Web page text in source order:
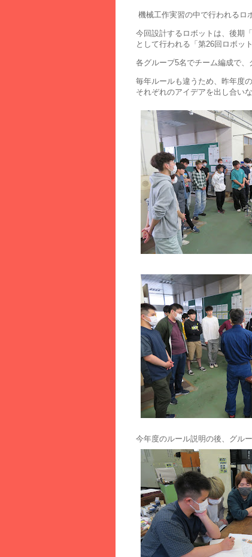
機械工作実習の中で行われるロ
今回設計するロボットは、後期
として行われる「第26回ロボッ
各グループ5名でチーム編成で、
毎年ルールも違うため、昨年度
それぞれのアイデアを出し合い
今年度のルール説明の後、グル